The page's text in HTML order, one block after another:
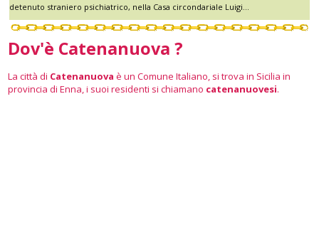
detenuto straniero psichiatrico, nella Casa circondariale Luigi...
Dov'è Catenanuova ?
La città di Catenanuova è un Comune Italiano, si trova in Sicilia in
provincia di Enna, i suoi residenti si chiamano catenanuovesi.